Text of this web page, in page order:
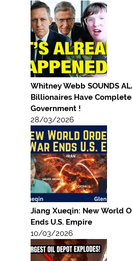
Whitney Webb SOUNDS
Billionaires Have
Government !
28/03/2026
Jiang Xueqin: New World
Ends U.S. Empire
10/03/2026